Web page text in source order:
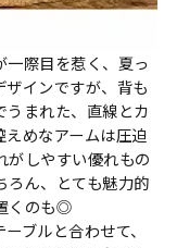
際目を惹く、夏っ
インですが、背も
うまれた、直線とカ
めなアームは圧迫
がしやすい優れもの
ろん、とても魅力的
くのも◎
ブルと合わせて、